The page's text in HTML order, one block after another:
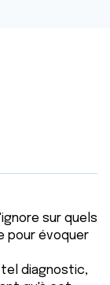
sur quels
pour évoquer
diagnostic,